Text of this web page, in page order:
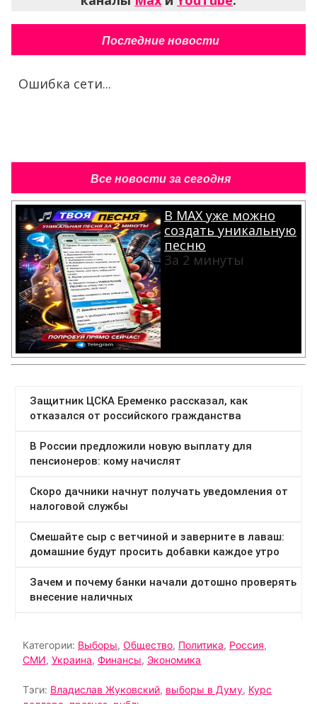
Последние новости
Ошибка сети...
Все новости за сегодня
В MAX уже можно
создать уникальную
песню
За 2 минуты
Категории: Выборы, Общество, Политика, Россия,
СМИ, Украина, Финансы, Экономика
Тэги: Владислав Жуковский, выборы в Думу, Курс